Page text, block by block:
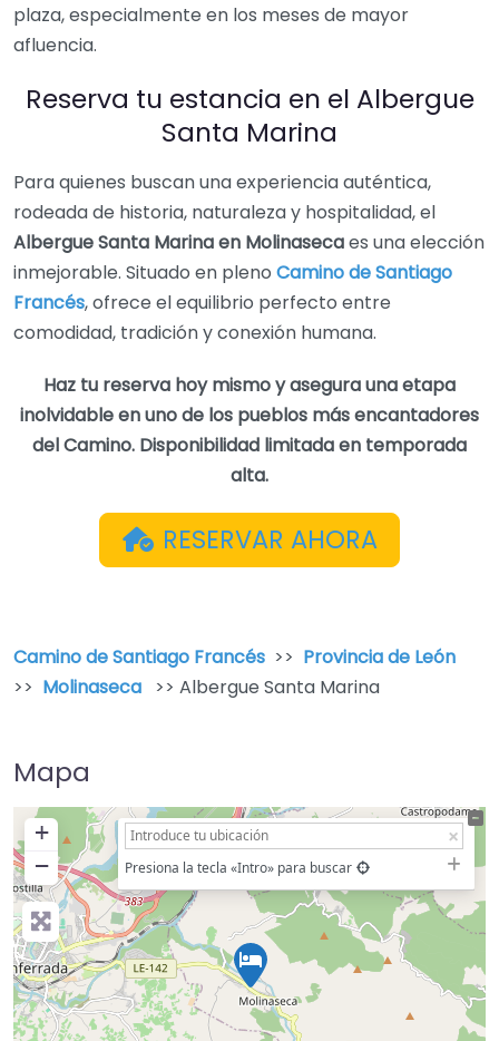
plaza, especialmente en los meses de mayor
afluencia.
Reserva tu estancia en el Albergue
Santa Marina
Para quienes buscan una experiencia auténtica,
rodeada de historia, naturaleza y hospitalidad, el
Albergue Santa Marina en Molinasecaes una elección
inmejorable. Situado en pleno Camino de Santiago
Francés, ofrece el equilibrio perfecto entre
comodidad, tradición y conexión humana.
Haz tu reserva hoy mismo y asegura una etapa
inolvidable en uno de los pueblos más encantadores
del Camino. Disponibilidad limitada en temporada
alta.
RESERVAR AHORA
Camino de Santiago Francés >> Provincia de León
>> Molinaseca >> Albergue Santa Marina
Mapa
+
−
Presiona la tecla «Intro» para buscar